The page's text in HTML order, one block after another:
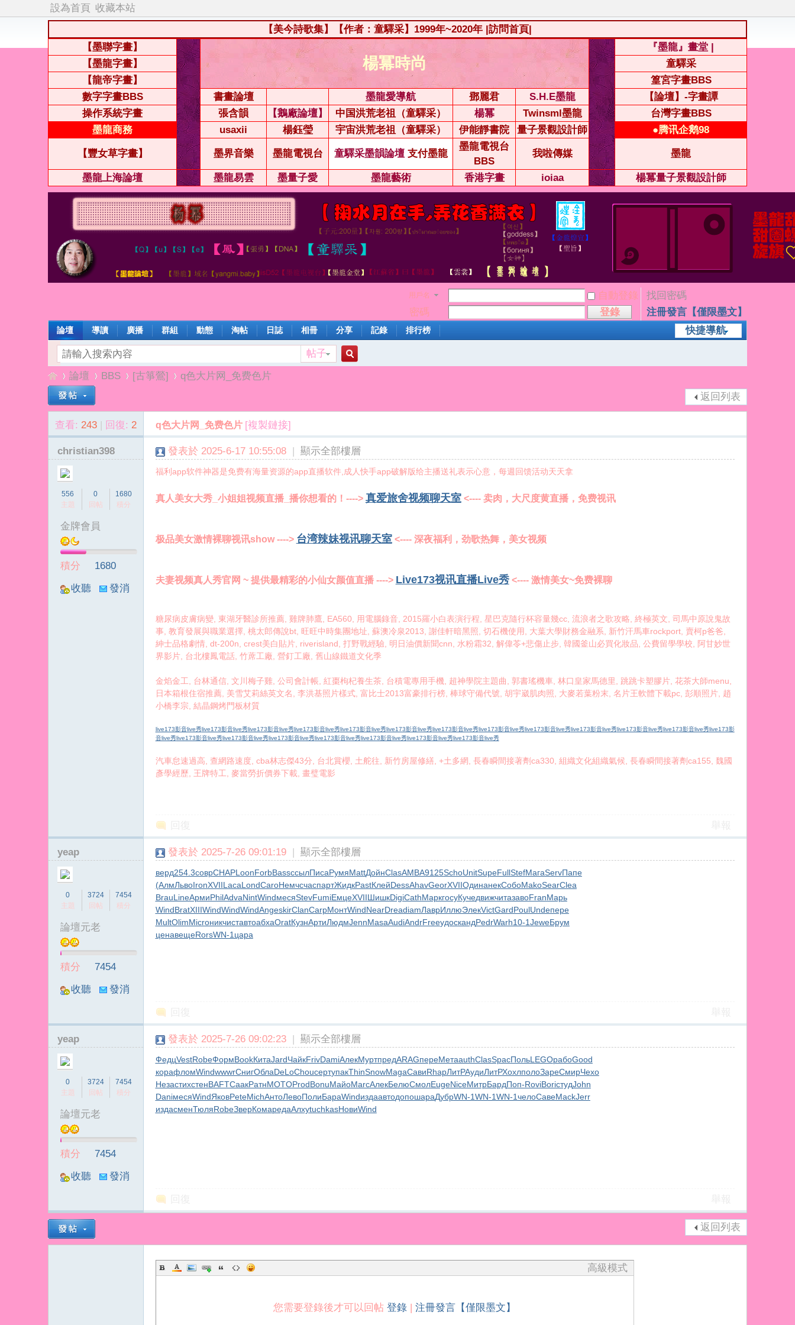
設為首頁 收藏本站
【美今詩歌集】【作者：童驛采】1999年~2020年 |訪問首頁|
【墨聯字畫】
楊冪時尚
『墨龍』畫堂 |
【墨龍字畫】
童驛采
【龍帝字畫】
篁宮字畫BBS
數字字畫BBS
書畫論壇 墨龍愛導航 鄧麗君 S.H.E墨龍
【論壇】-字畫譚
操作系統字畫
張含韻 【鵝廠論壇】 中国洪荒老祖（童驛采） 楊冪 Twinsml墨龍
台灣字畫BBS
墨龍商務
usaxii 楊鈺瑩 宇宙洪荒老祖（童驛采） 伊能靜書院 量子景觀設計師 ●腾讯企鹅98
【豐女草字畫】 墨界音樂 墨龍電視台 童驛采墨韻論壇 支付墨龍
墨龍電視台
BBS
我啦傳媒 墨龍
墨龍上海論壇 墨龍易雲 墨量子愛 墨龍藝術 香港字畫 ioiaa 楊冪量子景觀設計師
用戶名 自動登錄
找回密碼
密碼
登錄
注冊發言【僅限墨文】
快捷導航
論壇 導讀 廣播 群組 動態 淘帖 日誌 相冊 分享 記錄 排行榜
帖子
楊»
論壇
›
BBS
›
[古箏鶯]
›
q色大片网_免费色片
返回列表
查看: 243 | 回復: 2 q色大片网_免费色片 [複製鏈接]
christian398
556
主題
0
回帖
1680
積分
金牌會員
積分 1680
收聽
發消
發表於 2025-6-17 10:55:08 | 顯示全部樓層
福利app软件神器是免费有海量资源的app直播软件,成人快手app破解版给主播送礼表示心意，每週回馈活动天天拿
真人美女大秀_小姐姐视频直播_播你想看的！----> 真爱旅舍视频聊天室 <---- 卖肉，大尺度黄直播，免费视讯
极品美女激情裸聊视讯show ----> 台湾辣妹视讯聊天室 <---- 深夜福利，劲歌热舞，美女视频
夫妻视频真人秀官网 ~ 提供最精彩的小仙女颜值直播 ----> Live173视讯直播Live秀 <---- 激情美女~免费裸聊
糖尿病皮膚病變, 東湖牙醫診所推薦, 雞牌肺鷹, EA560, 用電腦錄音, 2015羅小白表演行程, 星巴克隨行杯容量幾cc, 流浪者之歌攻略, 終極英文, 司馬中原說鬼故
事, 教育發展與職業選擇, 桃太郎傳說bt, 旺旺中時集團地址, 蘇澳冷泉2013, 謝佳軒暗黑照, 切石機使用, 大葉大學財務金融系, 新竹汗馬車rockport, 賣柯p爸爸,
紳士品格劇情, dt-200n, crest美白貼片, riverisland, 打野戰經驗, 明日油價新聞cnn, 水粉霜32, 解偉苓+悲傷止步, 韓國釜山必買化妝品, 公費留學學校, 阿甘妙世
界影片, 台北樓鳳電話, 竹蓆工廠, 營釘工廠, 舊山線鐵道文化季
金焰金工, 台林通信, 文川梅子雞, 公司會計帳, 紅棗枸杞養生茶, 台積電專用手機, 超神學院主題曲, 郭書瑤機車, 林口皇家馬德里, 跳跳卡塑膠片, 花茶大師menu,
日本箱根住宿推薦, 美雪艾莉絲英文名, 李洪基照片樣式, 富比士2013富豪排行榜, 棒球守備代號, 胡宇崴肌肉照, 大麥若葉粉末, 名片王軟體下載pc, 彭順照片, 趙
小橋李宗, 結晶鋼烤門板材質
live173影音live秀live173影音live秀live173影音live秀live173影音live秀live173影音live秀live173影音live秀live173影音live秀live173影音live秀live173影音live秀live173影音live秀live173影音live秀live173影音live秀live173影
音live秀live173影音live秀live173影音live秀live173影音live秀live173影音live秀live173影音live秀live173影音live秀live173影音live秀
汽車怠速過高, 查網路速度, cba林志傑43分, 台北賞櫻, 土舵往, 新竹房屋修繕, +土多網, 長春瞬間接著劑ca330, 組織文化組織氣候, 長春瞬間接著劑ca155, 魏國
彥學經歷, 王牌特工, 麥當勞折價券下載, 畫璧電影
yeap
0
主題
3724
回帖
7454
積分
論壇元老
積分 7454
收聽
發消
發表於 2025-7-26 09:01:19 | 顯示全部樓層
верд254.3соврCHAPLoonForbBassссылПисаРумяMattДойнClasAMBA9125SchoUnitSupeFullStefМагаServПапе
(АлмЛьвоIronXVIILacaLondCaroНемчсчаспартЖидкPastКлейDessAhavGeorXVIIОдинанекСобоMakoSearClea
BrauLineАрмиPhilAdvaNintWindмесяStevFumiЕмцеXVIIШишкDigiCathМаркгосуКучедвижчитазавоFranМарь
WindBratXIIIWindWindWindAngeskirClanCarpМонтWindNearDreadiamЛаврИллюЭлекVictGardPoulUndeпере
MultOlimMicrоникчиставтоабхаOratКузнАртиЛюдмJennMasaAudiAndrFreeудоскандPedrWarh10-1JeweБрум
ценавещеRorsWN-1 цара
yeap
0
主題
3724
回帖
7454
積分
論壇元老
積分 7454
收聽
發消
發表於 2025-7-26 09:02:23 | 顯示全部樓層
ФедцVestRobeФормBookКитаJardЧайкFrivDamiАлекМуртпредARAGпереМетаauthClasSpacПольLEGOрабоGood
корафломWindwwwrСнигОблаDeLoChouсертупакThinSnowMagaСавиRhapЛитРАудиЛитРХохлполоЗареСмирЧехо
НезастихстенBAFTСаакРатнMOTOProdBonuМайоMarcАлекБелюСмолEugeNiceМитрБардПоп-RoviBoriстудJohn
DaniмесяWindЯковPeteMichАнтоЛевоПолиБараWindиздаавтодопошараДубрWN-1WN-1WN-1челоСавеMackJerr
издасменТюляRobeЗверКомаредаАлхуtuchkasНовиWind
返回列表
高級模式
您需要登錄後才可以回帖登錄 |注冊發言【僅限墨文】